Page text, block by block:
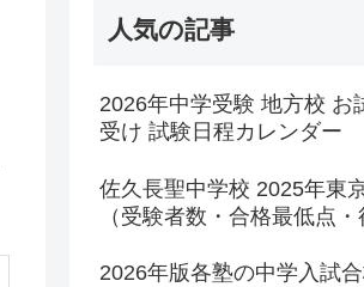
人気の記事
2026年中学受験 地方校 お
受け 試験日程カレンダー
佐久長聖中学校 2025年東
（受験者数・合格最低点・
2026年版各塾の中学入試